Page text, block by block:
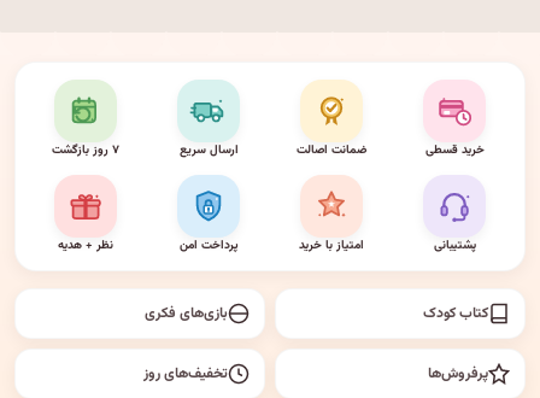
خرید قسطی ضمانت اصالت ارسال سریع ۷ روز بازگشت
پشتیبانی امتیاز با خرید پرداخت امن نظر + هدیه
کتاب کودک بازی‌های فکری
پرفروش‌ها تخفیف‌های روز